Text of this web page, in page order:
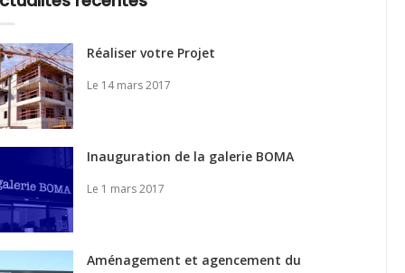
Réaliser votre Projet
Le 14 mars 2017
Inauguration de la galerie BOMA
Le 1 mars 2017
Aménagement et agencement du